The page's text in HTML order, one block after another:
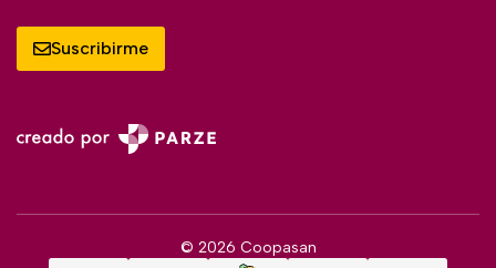
Suscribirme
© 2026 Coopasan